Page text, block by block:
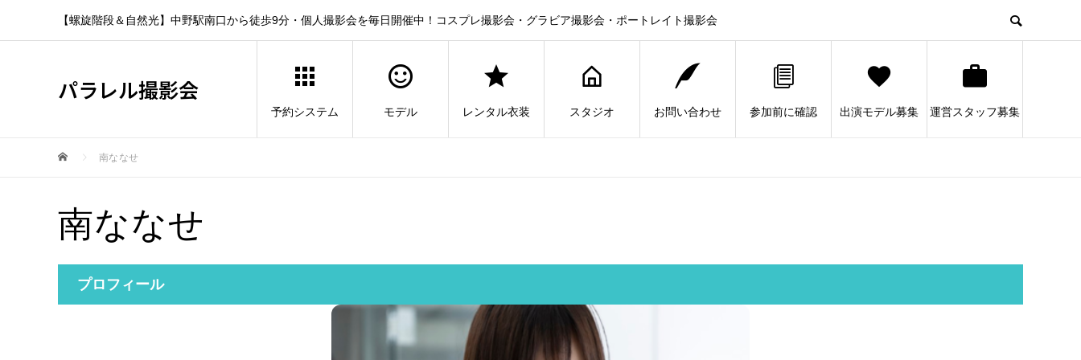
【螺旋階段＆自然光】中野駅南口から徒歩9分・個人撮影会を毎日開催中！コスプレ撮影会・グラビア撮影会・ポートレイト撮影会
パラレル撮影会
予約システム モデル レンタル衣装 スタジオ お問い合わせ 参加前に確認 出演モデル募集 運営スタッフ募集
南ななせ
南ななせ
プロフィール